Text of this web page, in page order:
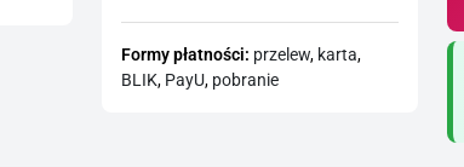
Formy płatności: przelew, karta,
BLIK, PayU, pobranie